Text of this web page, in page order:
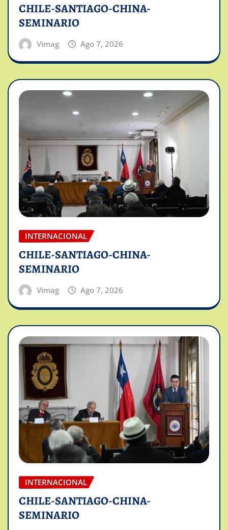
CHILE-SANTIAGO-CHINA-
SEMINARIO
Vimag Ago 7, 2026
INTERNACIONAL
CHILE-SANTIAGO-CHINA-
SEMINARIO
Vimag Ago 7, 2026
INTERNACIONAL
CHILE-SANTIAGO-CHINA-
SEMINARIO